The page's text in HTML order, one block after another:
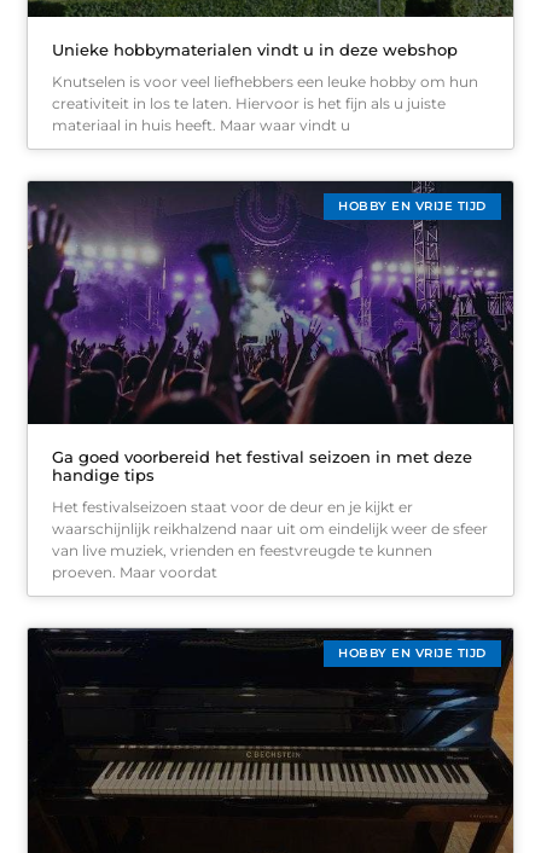
Unieke hobbymaterialen vindt u in deze webshop
Knutselen is voor veel liefhebbers een leuke hobby om hun
creativiteit in los te laten. Hiervoor is het fijn als u juiste
materiaal in huis heeft. Maar waar vindt u
HOBBY EN VRIJE TIJD
Ga goed voorbereid het festival seizoen in met deze
handige tips
Het festivalseizoen staat voor de deur en je kijkt er
waarschijnlijk reikhalzend naar uit om eindelijk weer de sfeer
van live muziek, vrienden en feestvreugde te kunnen
proeven. Maar voordat
HOBBY EN VRIJE TIJD